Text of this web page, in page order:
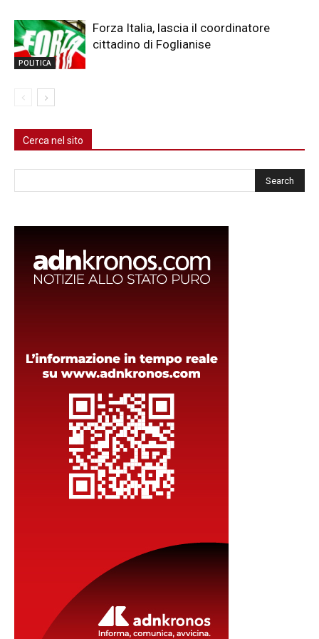
POLITICA
Forza Italia, lascia il coordinatore
cittadino di Foglianise
Cerca nel sito